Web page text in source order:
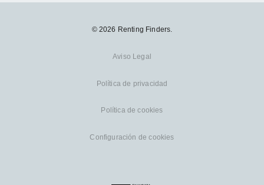
© 2026 Renting Finders.
Aviso Legal
Política de privacidad
Política de cookies
Configuración de cookies